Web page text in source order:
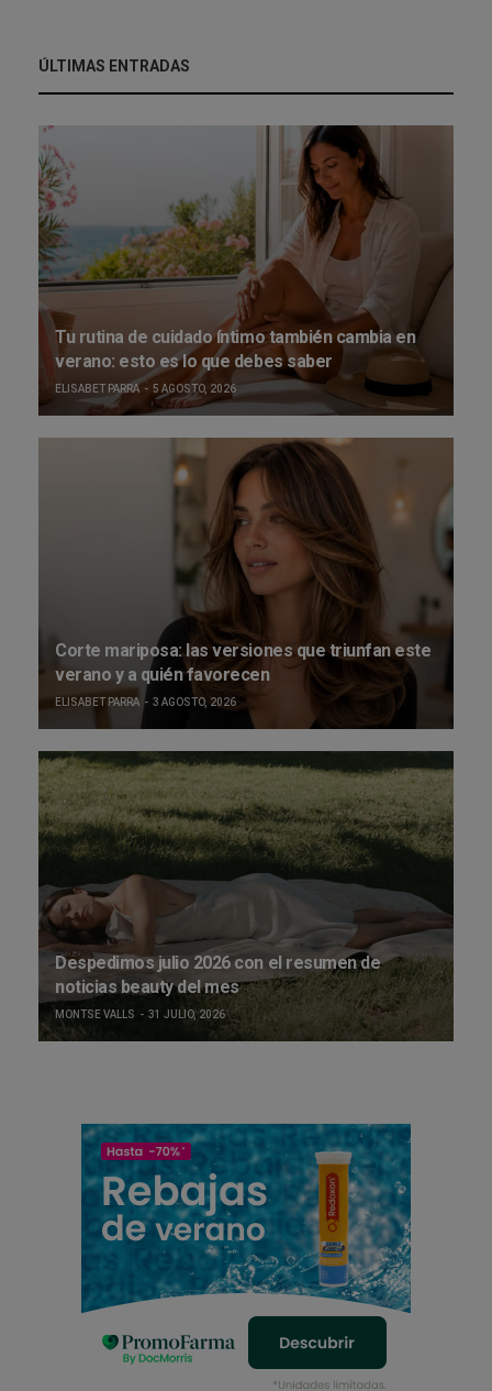
ÚLTIMAS ENTRADAS
Tu rutina de cuidado íntimo también cambia en
verano: esto es lo que debes saber
ELISABET PARRA 5 AGOSTO, 2026
Corte mariposa: las versiones que triunfan este
verano y a quién favorecen
ELISABET PARRA 3 AGOSTO, 2026
Despedimos julio 2026 con el resumen de
noticias beauty del mes
MONTSE VALLS 31 JULIO, 2026